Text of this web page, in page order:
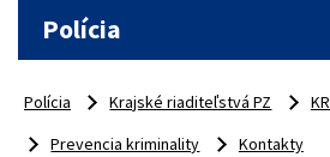
Polícia
Polícia Krajské riaditeľstvá PZ
Prevencia kriminality
Kontakty